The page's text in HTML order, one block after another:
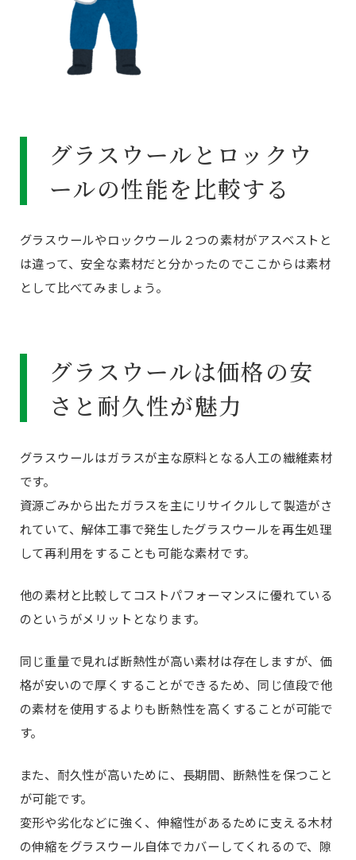
グラスウールとロックウ
ールの性能を比較する
グラスウールやロックウール２つの素材がアスベストと
は違って、安全な素材だと分かったのでここからは素材
として比べてみましょう。
グラスウールは価格の安
さと耐久性が魅力
グラスウールはガラスが主な原料となる人工の繊維素材
です。
資源ごみから出たガラスを主にリサイクルして製造がさ
れていて、解体工事で発生したグラスウールを再生処理
して再利用をすることも可能な素材です。
他の素材と比較してコストパフォーマンスに優れている
のというがメリットとなります。
同じ重量で見れば断熱性が高い素材は存在しますが、価
格が安いので厚くすることができるため、同じ値段で他
の素材を使用するよりも断熱性を高くすることが可能で
す。
また、耐久性が高いために、長期間、断熱性を保つこと
が可能です。
変形や劣化などに強く、伸縮性があるために支える木材
の伸縮をグラスウール自体でカバーしてくれるので、隙